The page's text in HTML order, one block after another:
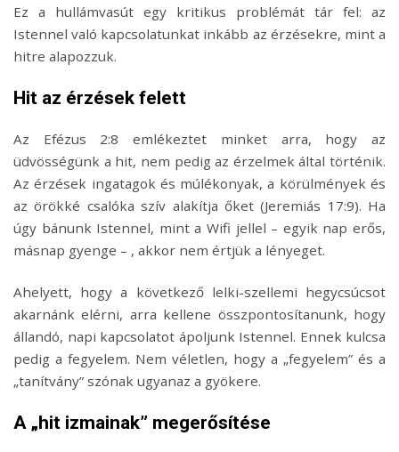
Ez a hullámvasút egy kritikus problémát tár fel: az
Istennel való kapcsolatunkat inkább az érzésekre, mint a
hitre alapozzuk.
Hit az érzések felett
Az Efézus 2:8 emlékeztet minket arra, hogy az
üdvösségünk a hit, nem pedig az érzelmek által történik.
Az érzések ingatagok és múlékonyak, a körülmények és
az örökké csalóka szív alakítja őket (Jeremiás 17:9). Ha
úgy bánunk Istennel, mint a Wifi jellel – egyik nap erős,
másnap gyenge – , akkor nem értjük a lényeget.
Ahelyett, hogy a következő lelki-szellemi hegycsúcsot
akarnánk elérni, arra kellene összpontosítanunk, hogy
állandó, napi kapcsolatot ápoljunk Istennel. Ennek kulcsa
pedig a fegyelem. Nem véletlen, hogy a „fegyelem” és a
„tanítvány” szónak ugyanaz a gyökere.
A „hit izmainak” megerősítése